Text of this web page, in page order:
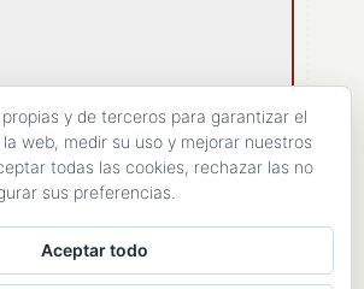
y de terceros para garantizar el
web, medir su uso y mejorar nuestros
todas las cookies, rechazar las no
sus preferencias.
Aceptar todo